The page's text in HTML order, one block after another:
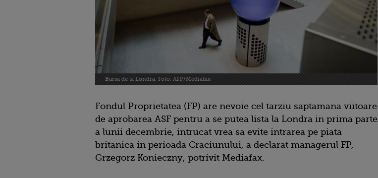
Bursa de la Londra. Foto: AFP/Mediafax
Fondul Proprietatea (FP) are nevoie cel tarziu saptamana viitoare
de aprobarea ASF pentru a se putea lista la Londra in prima parte
a lunii decembrie, intrucat vrea sa evite intrarea pe piata
britanica in perioada Craciunului, a declarat managerul FP,
Grzegorz Konieczny, potrivit Mediafax.